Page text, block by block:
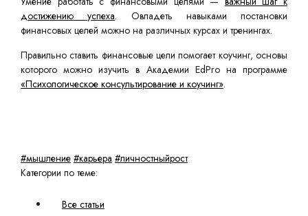
достижению успеха. Овладеть навыками постановки
финансовых целей можно на различных курсах и тренингах.
Правильно ставить финансовые цели помогает коучинг, основы
которого можно изучить в Академии EdPro на программе
«Психологическое консультирование и коучинг».
#мышление #карьера #личностныйрост
Категории по теме:
Все статьи